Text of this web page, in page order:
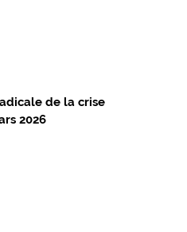
de la crise
2026